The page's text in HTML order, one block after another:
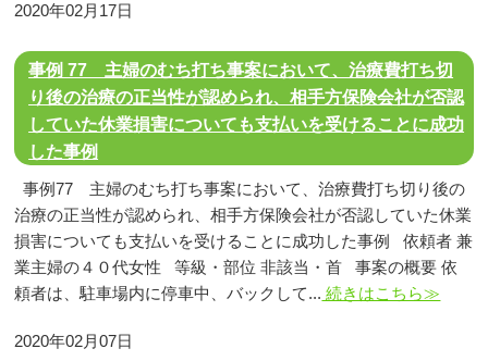
2020年02月17日
事例 77 主婦のむち打ち事案において、治療費打ち切
り後の治療の正当性が認められ、相手方保険会社が否認
していた休業損害についても支払いを受けることに成功
した事例
事例77 主婦のむち打ち事案において、治療費打ち切り後の
治療の正当性が認められ、相手方保険会社が否認していた休業
損害についても支払いを受けることに成功した事例 依頼者 兼
業主婦の４０代女性 等級・部位 非該当・首 事案の概要 依
頼者は、駐車場内に停車中、バックして... 続きはこちら≫
2020年02月07日